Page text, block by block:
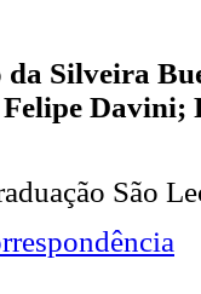
Silveira
Davini;
São